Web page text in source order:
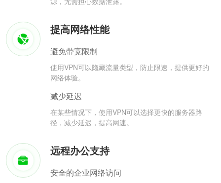
提高网络性能
避免带宽限制
使用VPN可以隐藏流量类型，防止限速，提供更好的
网络体验。
减少延迟
在某些情况下，使用VPN可以选择更快的服务器路
径，减少延迟，提高网速。
远程办公支持
安全的企业网络访问